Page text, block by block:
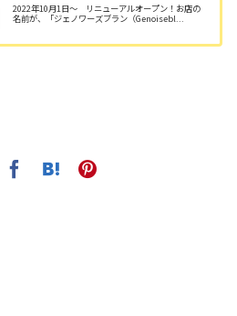
2022年10月1日～ リニューアルオープン！お店の
名前が、「ジェノワーズブラン（Genoisebl...